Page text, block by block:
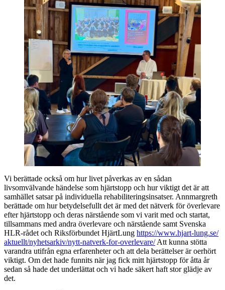
Vi berättade också om hur livet påverkas av en sådan
livsomvälvande händelse som hjärtstopp och hur viktigt det är att
samhället satsar på individuella rehabiliteringsinsatser. Annmargreth
berättade om hur betydelsefullt det är med det nätverk för överlevare
efter hjärtstopp och deras närstående som vi varit med och startat,
tillsammans med andra överlevare och närstående samt Svenska
HLR-rådet och Riksförbundet HjärtLung https://www.hjart-lung.se/
aktuellt/nyhetsarkiv/nytt-natverk-for-overlevare/Att kunna stötta
varandra utifrån egna erfarenheter och att dela berättelser är oerhört
viktigt. Om det hade funnits när jag fick mitt hjärtstopp för åtta år
sedan så hade det underlättat och vi hade säkert haft stor glädje av
det.